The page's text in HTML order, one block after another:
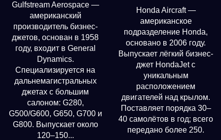
Gulfstream Aerospace —
американский
производитель бизнес-
джетов, основан в 1958
году, входит в General
Dynamics.
Специализируется на
дальнемагистральных
джетах с большим
салоном: G280,
G500/G600, G650, G700 и
G800. Выпускает около
120–150...
Honda Aircraft —
американское
подразделение Honda,
основано в 2006 году.
Выпускает лёгкий бизнес-
джет HondaJet с
уникальным
расположением
двигателей над крылом.
Поставляет порядка 30–
40 самолётов в год; всего
передано более 250.